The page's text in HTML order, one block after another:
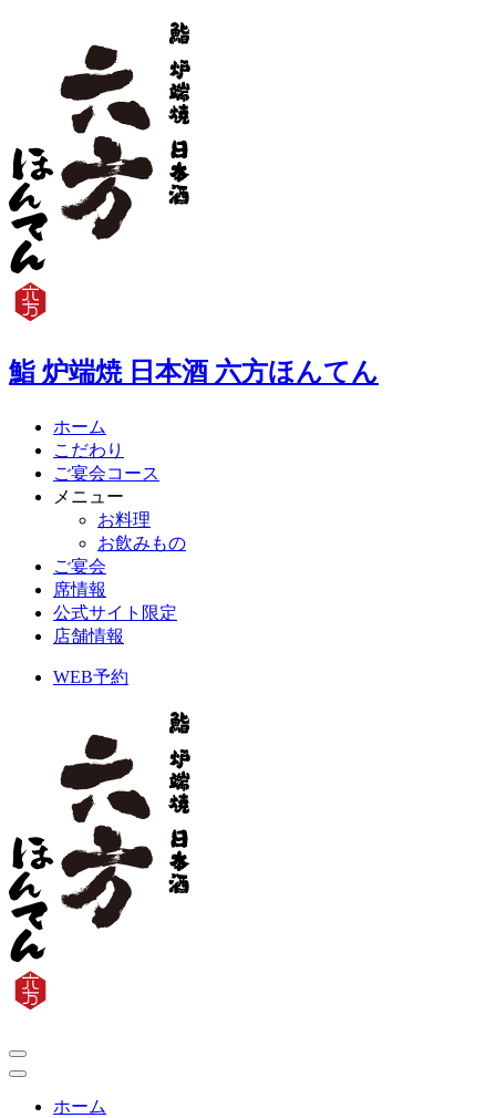
鮨 炉端焼 日本酒 六方ほんてん
ホーム
こだわり
ご宴会コース
メニュー
お料理
お飲みもの
ご宴会
席情報
公式サイト限定
店舗情報
WEB予約
ホーム